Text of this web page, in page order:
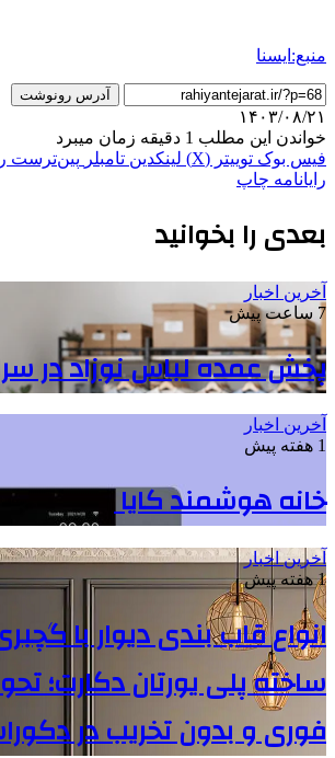
منبع:ایسنا
آدرس رونوشت
۱۴۰۳/۰۸/۲۱
خواندن این مطلب 1 دقیقه زمان میبرد
فیس بوک توییتر (X) لینکدین ‫تامبلر ‫پین‌ترست
رایانامه چاپ
بعدی را بخوانید
آخرین اخبار
7 ساعت پیش
پخش عمده لباس نوزاد در
آخرین اخبار
1 هفته پیش
خانه هوشمند کایا
آخرین اخبار
1 هفته پیش
انواع قاب بندی دیوار با
ساخته پلی یورتان دکارت؛
فوری و بدون تخریب در